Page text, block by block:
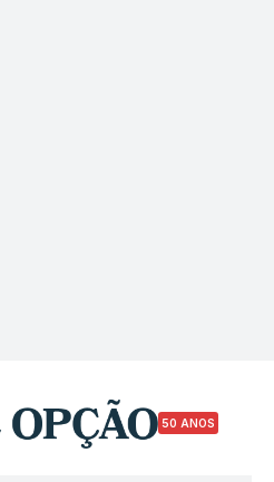
50 ANOS